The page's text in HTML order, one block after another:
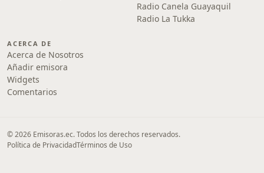
Radio Canela Guayaquil
Radio La Tukka
ACERCA DE
Acerca de Nosotros
Añadir emisora
Widgets
Comentarios
© 2026 Emisoras.ec. Todos los derechos reservados.
Política de PrivacidadTérminos de Uso